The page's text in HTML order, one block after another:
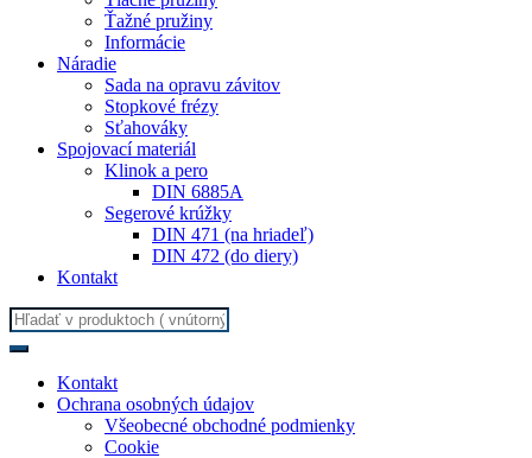
Ťažné pružiny
Informácie
Náradie
Sada na opravu závitov
Stopkové frézy
Sťahováky
Spojovací materiál
Klinok a pero
DIN 6885A
Segerové krúžky
DIN 471 (na hriadeľ)
DIN 472 (do diery)
Kontakt
Search
for:
Kontakt
Ochrana osobných údajov
Všeobecné obchodné podmienky
Cookie